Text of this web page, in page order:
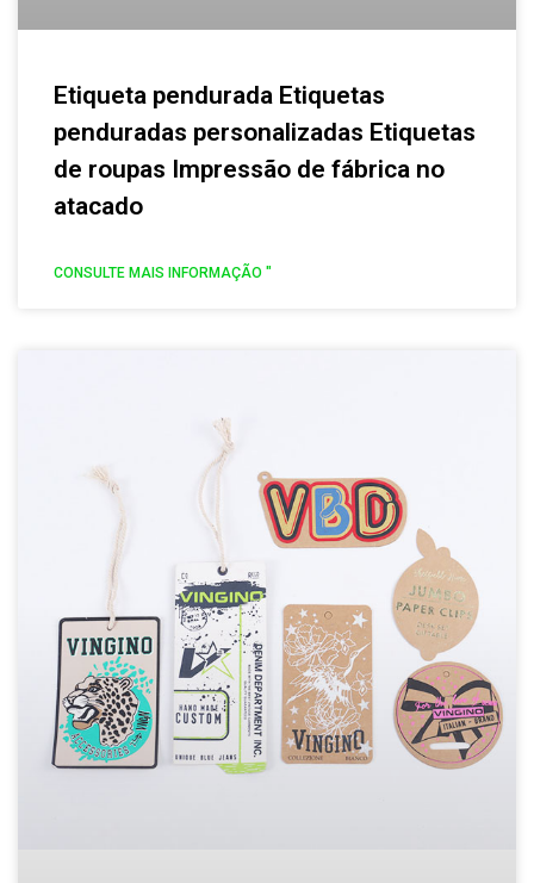
Etiqueta pendurada Etiquetas
penduradas personalizadas Etiquetas
de roupas Impressão de fábrica no
atacado
CONSULTE MAIS INFORMAÇÃO "